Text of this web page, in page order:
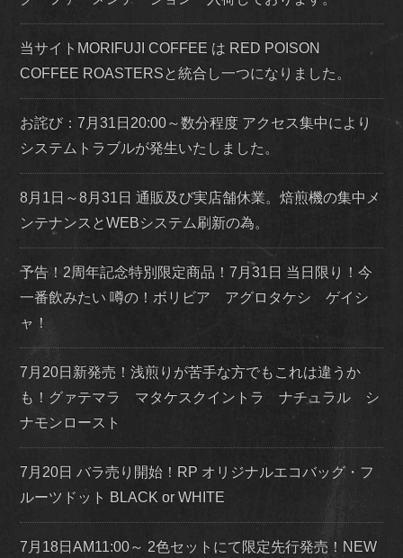
当サイトMORIFUJI COFFEE は RED POISON
COFFEE ROASTERSと統合し一つになりました。
お詫び：7月31日20:00～数分程度 アクセス集中により
システムトラブルが発生いたしました。
8月1日～8月31日 通販及び実店舗休業。焙煎機の集中メ
ンテナンスとWEBシステム刷新の為。
予告！2周年記念特別限定商品！7月31日 当日限り！今
一番飲みたい 噂の！ボリビア アグロタケシ ゲイシ
ャ！
7月20日新発売！浅煎りが苦手な方でもこれは違うか
も！グァテマラ マタケスクイントラ ナチュラル シ
ナモンロースト
7月20日 バラ売り開始！RP オリジナルエコバッグ・フ
ルーツドット BLACK or WHITE
7月18日AM11:00～ 2色セットにて限定先行発売！NEW